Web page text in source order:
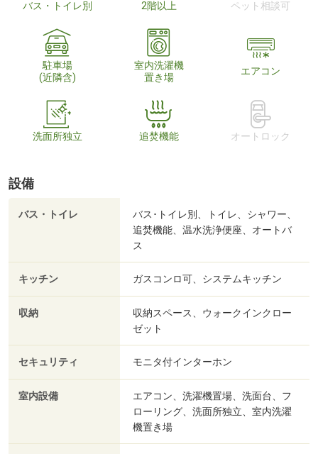
バス・トイレ別 2階以上 ペット相談可
駐車場
(近隣含)
室内洗濯機
置き場
エアコン
洗面所独立 追焚機能 オートロック
設備
バス・トイレ
バス･トイレ別、トイレ、シャワー、
追焚機能、温水洗浄便座、オートバ
ス
キッチン ガスコンロ可、システムキッチン
収納
収納スペース、ウォークインクロー
ゼット
セキュリティ モニタ付インターホン
室内設備
エアコン、洗濯機置場、洗面台、フ
ローリング、洗面所独立、室内洗濯
機置き場